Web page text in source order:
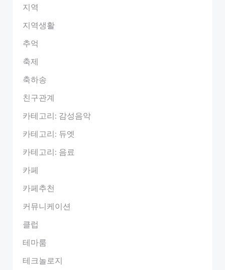
지역
지역생활
추억
축제
축하송
친구관계
카테고리: 감성음악
카테고리: 듀엣
카테고리: 음료
카페
카페추천
커뮤니케이션
클럽
테마룸
테크놀로지